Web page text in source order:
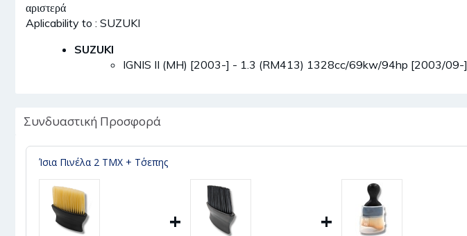
αριστερά
Aplicability to : SUZUKI
SUZUKI
IGNIS II (MH) [2003-] - 1.3 (RM413) 1328cc/69kw/94hp [2003/09-]
Συνδυαστική Προσφορά
Ίσια Πινέλα 2 ΤΜΧ + Τ΄σεπης
+ +